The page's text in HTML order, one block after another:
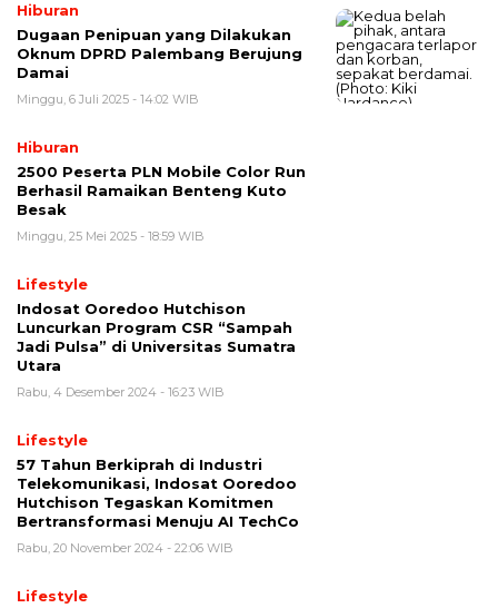
Hiburan
Dugaan Penipuan yang Dilakukan
Oknum DPRD Palembang Berujung
Damai
Minggu, 6 Juli 2025 - 14:02 WIB
Hiburan
2500 Peserta PLN Mobile Color Run
Berhasil Ramaikan Benteng Kuto
Besak
Minggu, 25 Mei 2025 - 18:59 WIB
Lifestyle
Indosat Ooredoo Hutchison
Luncurkan Program CSR “Sampah
Jadi Pulsa” di Universitas Sumatra
Utara
Rabu, 4 Desember 2024 - 16:23 WIB
Lifestyle
57 Tahun Berkiprah di Industri
Telekomunikasi, Indosat Ooredoo
Hutchison Tegaskan Komitmen
Bertransformasi Menuju AI TechCo
Rabu, 20 November 2024 - 22:06 WIB
Lifestyle